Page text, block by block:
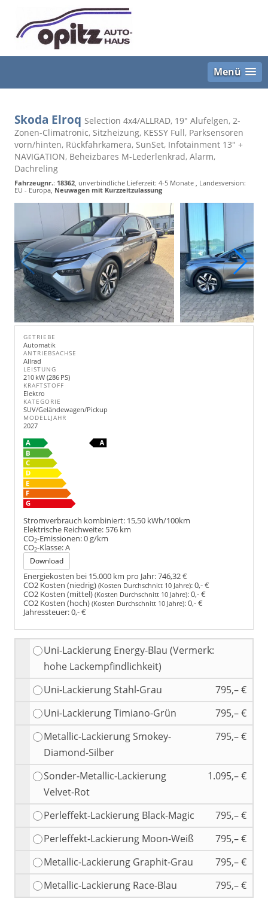
Menü
Skoda Elroq Selection 4x4/ALLRAD, 19" Alufelgen, 2-
Zonen-Climatronic, Sitzheizung, KESSY Full, Parksensoren
vorn/hinten, Rückfahrkamera, SunSet, Infotainment 13" +
NAVIGATION, Beheizbares M-Lederlenkrad, Alarm,
Dachreling
Fahrzeugnr.: 18362, unverbindliche Lieferzeit: 4-5 Monate , Landesversion:
EU - Europa, Neuwagen mit Kurzzeitzulassung
GETRIEBE
Automatik
ANTRIEBSACHSE
Allrad
LEISTUNG
210 kW (286 PS)
KRAFTSTOFF
Elektro
KATEGORIE
SUV/Geländewagen/Pickup
MODELLJAHR
2027
Stromverbrauch kombiniert: 15,50 kWh/100km
Elektrische Reichweite: 576 km
CO2-Emissionen:0 g/km
CO2-Klasse:A
Download
Energiekosten bei 15.000 km pro Jahr:746,32 €
CO2 Kosten (niedrig) (Kosten Durchschnitt 10 Jahre):0,- €
CO2 Kosten (mittel) (Kosten Durchschnitt 10 Jahre):0,- €
CO2 Kosten (hoch) (Kosten Durchschnitt 10 Jahre):0,- €
Jahressteuer:0,- €
Uni-Lackierung Energy-Blau (Vermerk:
hohe Lackempfindlichkeit)
Uni-Lackierung Stahl-Grau
795,– €
Uni-Lackierung Timiano-Grün
795,– €
Metallic-Lackierung Smokey-
Diamond-Silber
795,– €
Sonder-Metallic-Lackierung
Velvet-Rot
1.095,– €
Perleffekt-Lackierung Black-Magic
795,– €
Perleffekt-Lackierung Moon-Weiß
795,– €
Metallic-Lackierung Graphit-Grau
795,– €
Metallic-Lackierung Race-Blau
795,– €